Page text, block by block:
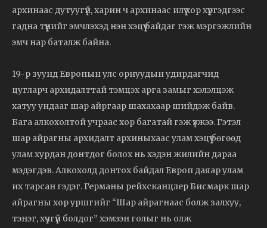
архинаас дутуугүй, харин ч архинаас илүү хор хүргэдгээс
гадна түүнийг эмчлэхэд нэн хэцүү байдаг гэж мэргэжлийн
эмч нар баталж байна.
19-р зуунд Европын улс орнуудын удирдагчид
цугларч архидалттай тэмцэх арга замыг хэлэлцэж
хатуу ундааг шар айргаар шахахаар шийдэж байв.
Бага алкохолтой учраас хор багатай гэж үзжээ. Гэтэл
шар айрагны архидалт архиныхаас улам хэцүү бөгөөд
улам хурдан донтдог болох нь хэдэн жилийн дараа
мэдэгдэв. Алкохолд донтох байдал Европ даяар улам
их тарсан гэдэг. Германы рейхсканцлер Бисмарк шар
айрагны хор уршгийг “Шар айрагнаас болж залхуу,
тэнэг, хүчгүй болдог” хэмээн голыг нь олж